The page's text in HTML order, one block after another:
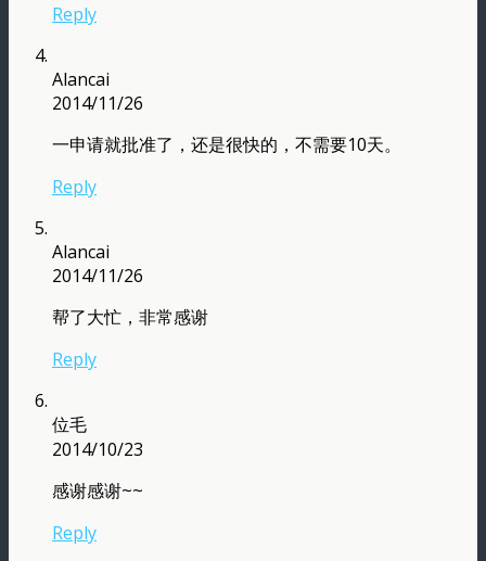
Reply
Alancai
2014/11/26
一申请就批准了，还是很快的，不需要10天。
Reply
Alancai
2014/11/26
帮了大忙，非常感谢
Reply
位毛
2014/10/23
感谢感谢~~
Reply